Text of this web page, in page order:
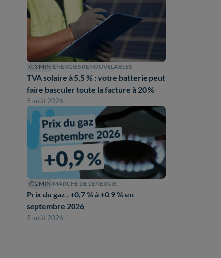
3 MIN ÉNERGIES RENOUVELABLES
TVA solaire à 5,5 % : votre batterie peut
faire basculer toute la facture à 20 %
5 août 2026
2 MIN MARCHÉ DE L'ÉNERGIE
Prix du gaz : +0,7 % à +0,9 % en
septembre 2026
5 août 2026